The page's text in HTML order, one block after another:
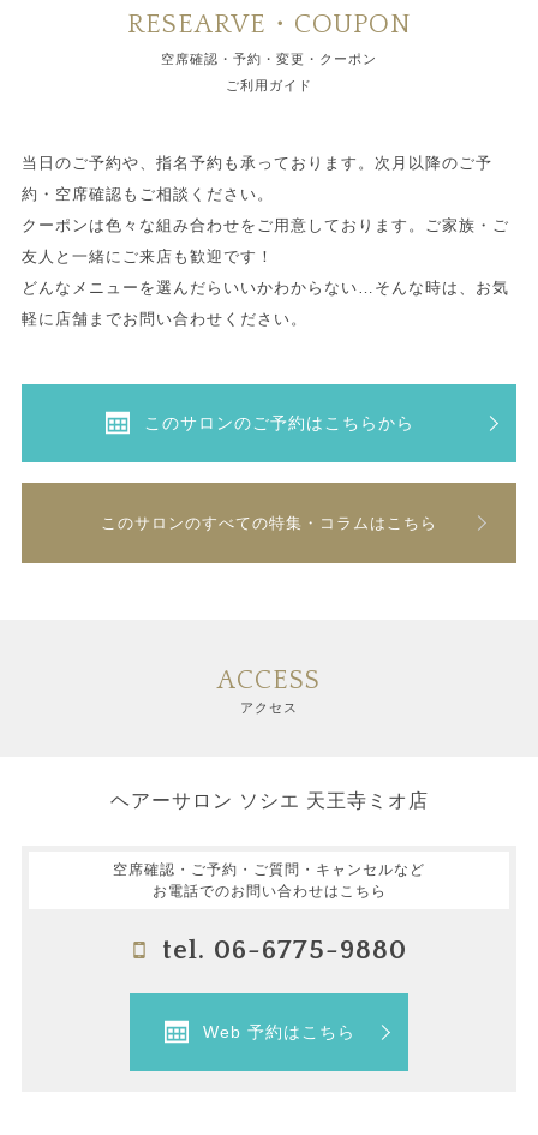
RESEARVE・COUPON
空席確認・予約・変更・クーポン
ご利用ガイド
当日のご予約や、指名予約も承っております。次月以降のご予
約・空席確認もご相談ください。
クーポンは色々な組み合わせをご用意しております。ご家族・ご
友人と一緒にご来店も歓迎です！
どんなメニューを選んだらいいかわからない…そんな時は、お気
軽に店舗までお問い合わせください。
このサロンのご予約はこちらから
このサロンのすべての特集・コラムはこちら
ACCESS
アクセス
ヘアーサロン ソシエ 天王寺ミオ店
空席確認・ご予約・ご質問・キャンセルなど
お電話でのお問い合わせはこちら
tel. 06-6775-9880
Web 予約はこちら